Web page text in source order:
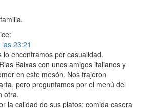
23:21
lo encontramos por casualidad.
Baixas con unos amigos italianos y
en este mesón. Nos trajeron
pero preguntamos por el menú del
otra.
la calidad de sus platos: comida casera